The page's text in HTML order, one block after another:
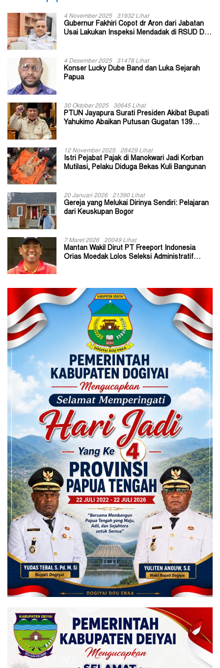
4 November 2025 31932 Lihat
Gubernur Fakhiri Copot dr Aron dari Jabatan
Usai Lakukan Inspeksi Mendadak di RSUD Dok
4 Desember 2025 31478 Lihat
Konser Lucky Dube Band dan Luka Sejarah
Papua
30 Oktober 2025 30645 Lihat
PTUN Jayapura Surati Presiden Akibat Bupati
Yahukimo Abaikan Putusan Gugatan 139
12 November 2025 28429 Lihat
Istri Pejabat Pajak di Manokwari Jadi Korban
Mutilasi, Pelaku Diduga Bekas Kuli Bangunan
20 Januari 2026 21390 Lihat
Gereja yang Melukai Dirinya Sendiri: Pelajaran
dari Keuskupan Bogor
7 Maret 2026 20049 Lihat
Mantan Wakil Dirut PT Freeport Indonesia
Orias Moedak Lolos Seleksi Administratif